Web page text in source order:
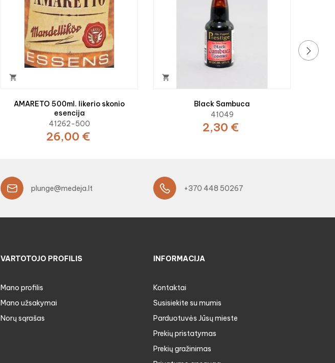

AMARETO 500ml. likerio skonio
esencija
41262-500
26,00 €

Black Sambuca
41049
2,30 €
plunge@medeja.lt +370 448 50267
VARTOTOJO PROFILIS
Mano profilis
Mano užsakymai
Norų sąrašas
INFORMACIJA
Kontaktai
Susisiekite su mumis
Parduotuvės Jūsų mieste
Prekių pristatymas
Prekių gražinimas